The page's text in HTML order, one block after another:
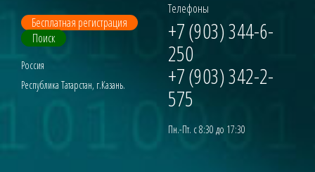
Бесплатная регистрация
Поиск
Россия
Республика Татарстан, г.Казань.
Телефоны
+7 (903) 344-6-
250
+7 (903) 342-2-
575
Пн.-Пт. с 8:30 до 17:30